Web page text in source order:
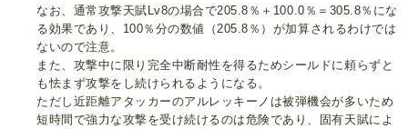
なお、通常攻撃天賦Lv8の場合で205.8％＋100.0％＝305.8％にな
る効果であり、100％分の数値（205.8％）が加算されるわけでは
ないので注意。
また、攻撃中に限り完全中断耐性を得るためシールドに頼らずと
も怯まず攻撃をし続けられるようになる。
ただし近距離アタッカーのアルレッキーノは被弾機会が多いため
短時間で強力な攻撃を受け続けるのは危険であり、固有天賦によ